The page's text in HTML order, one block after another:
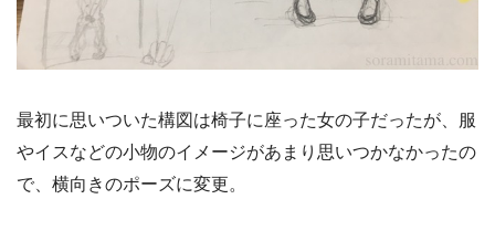
最初に思いついた構図は椅子に座った女の子だったが、服
やイスなどの小物のイメージがあまり思いつかなかったの
で、横向きのポーズに変更。